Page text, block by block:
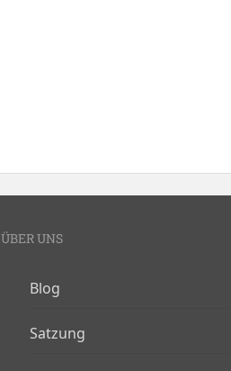
ÜBER UNS
Blog
Satzung